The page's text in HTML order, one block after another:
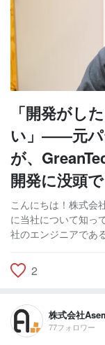
「開発がし
い」――元パ
が、
開発に没頭で
こんにちは！株式会
に当社について知っ
社のエンジニアであ
2
株式会社
77フォロワー